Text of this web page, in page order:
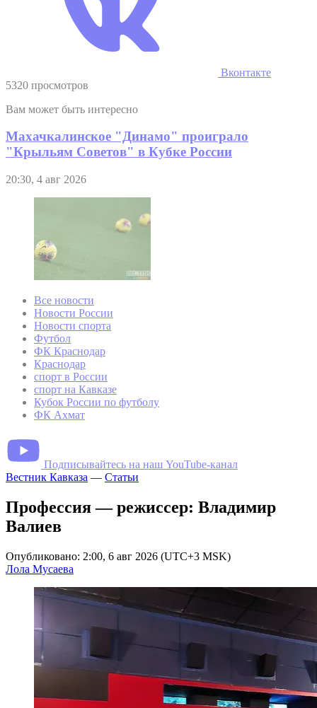
Вконтакте
5320 просмотров
Вам может быть интересно
Махачкалинское "Динамо" проиграло
"Крыльям Советов" в Кубке России
20:30, 4 авг 2026
Все новости
Новости России
Новости спорта
Футбол
ФК Краснодар
Краснодар
спорт в России
спорт на Кавказе
Кубок России по футболу
ФК Ахмат
Подписывайтесь на наш YouTube-канал
Вестник Кавказа — Статьи
Профессия — режиссер: Владимир
Валиев
Опубликовано: 2:00, 6 авг 2026 (UTC+3 MSK)
Лола Мусаева